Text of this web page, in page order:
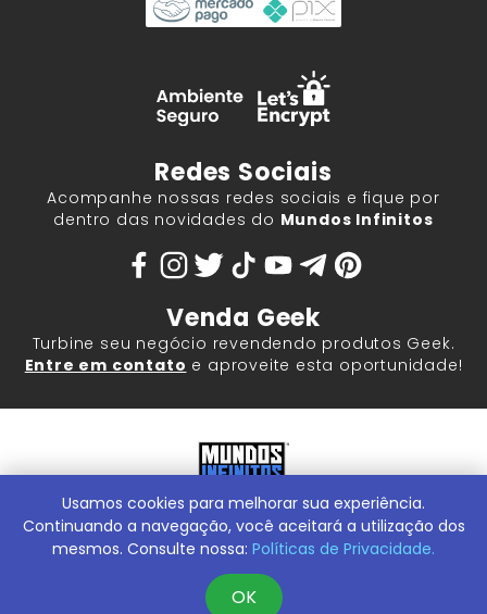
Redes Sociais
Acompanhe nossas redes sociais e fique por
dentro das novidades do Mundos Infinitos
Venda Geek
Turbine seu negócio revendendo produtos Geek.
Entre em contato e aproveite esta oportunidade!
Mundos Infinitos - Publicações e Geek Store |ContentStuff
Publicações e Assinaturas Ltda. CNPJ - 05.859.917/0001-60.
Conheça nossa Loja Física:Rua Machado Bitencourt, 291 -
Usamos cookies para melhorar sua experiência.
Continuando a navegação, você aceitará a utilização dos
mesmos. Consulte nossa: Políticas de Privacidade.
OK